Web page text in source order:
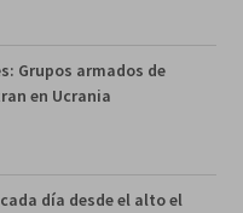
Grupos armados de
en Ucrania
día desde el alto el